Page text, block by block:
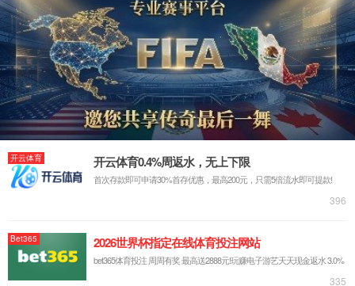
TOPCon双玻解决方案 TOPCon单玻解决方案